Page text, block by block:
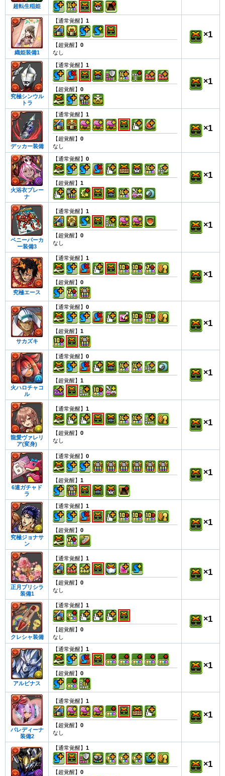
超転生稲姫
織姫装備1
【通常覚醒】 1
【超覚醒】 0
なし
×1
究極シンウル
トラ
【通常覚醒】 1
【超覚醒】 0
×1
デッカー装備
【通常覚醒】 1
【超覚醒】 0
なし
×1
火浴衣プレー
ナ
【通常覚醒】 0
【超覚醒】 1
×1
ペニーパーカ
ー装備3
【通常覚醒】 1
【超覚醒】 0
なし
×1
究極エース
【通常覚醒】 1
【超覚醒】 0
×1
サカズキ
【通常覚醒】 0
【超覚醒】 1
×1
火ハロチャコ
ル
【通常覚醒】 0
【超覚醒】 1
×1
龍愛ヴァレリ
ア(変身)
【通常覚醒】 1
【超覚醒】 0
なし
×1
6連ガチャド
ラ
【通常覚醒】 0
【超覚醒】 1
×1
究極ジョナサ
ン
【通常覚醒】 1
【超覚醒】 0
×1
正月プリシラ
装備1
【通常覚醒】 1
【超覚醒】 0
なし
×1
クレシャ装備
【通常覚醒】 1
【超覚醒】 0
なし
×1
アルビナス
【通常覚醒】 1
【超覚醒】 0
×1
バレディーナ
装備2
【通常覚醒】 1
【超覚醒】 0
なし
×1
【通常覚醒】 1
【超覚醒】 0
×1